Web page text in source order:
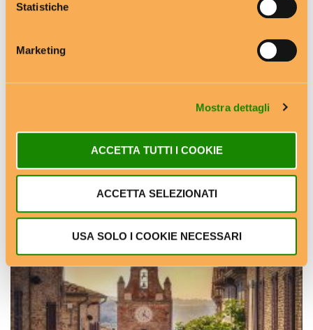
Statistiche
Marketing
Mostra dettagli
ACCETTA TUTTI I COOKIE
ACCETTA SELEZIONATI
USA SOLO I COOKIE NECESSARI
RELATED POSTS
Villacidro (SU)